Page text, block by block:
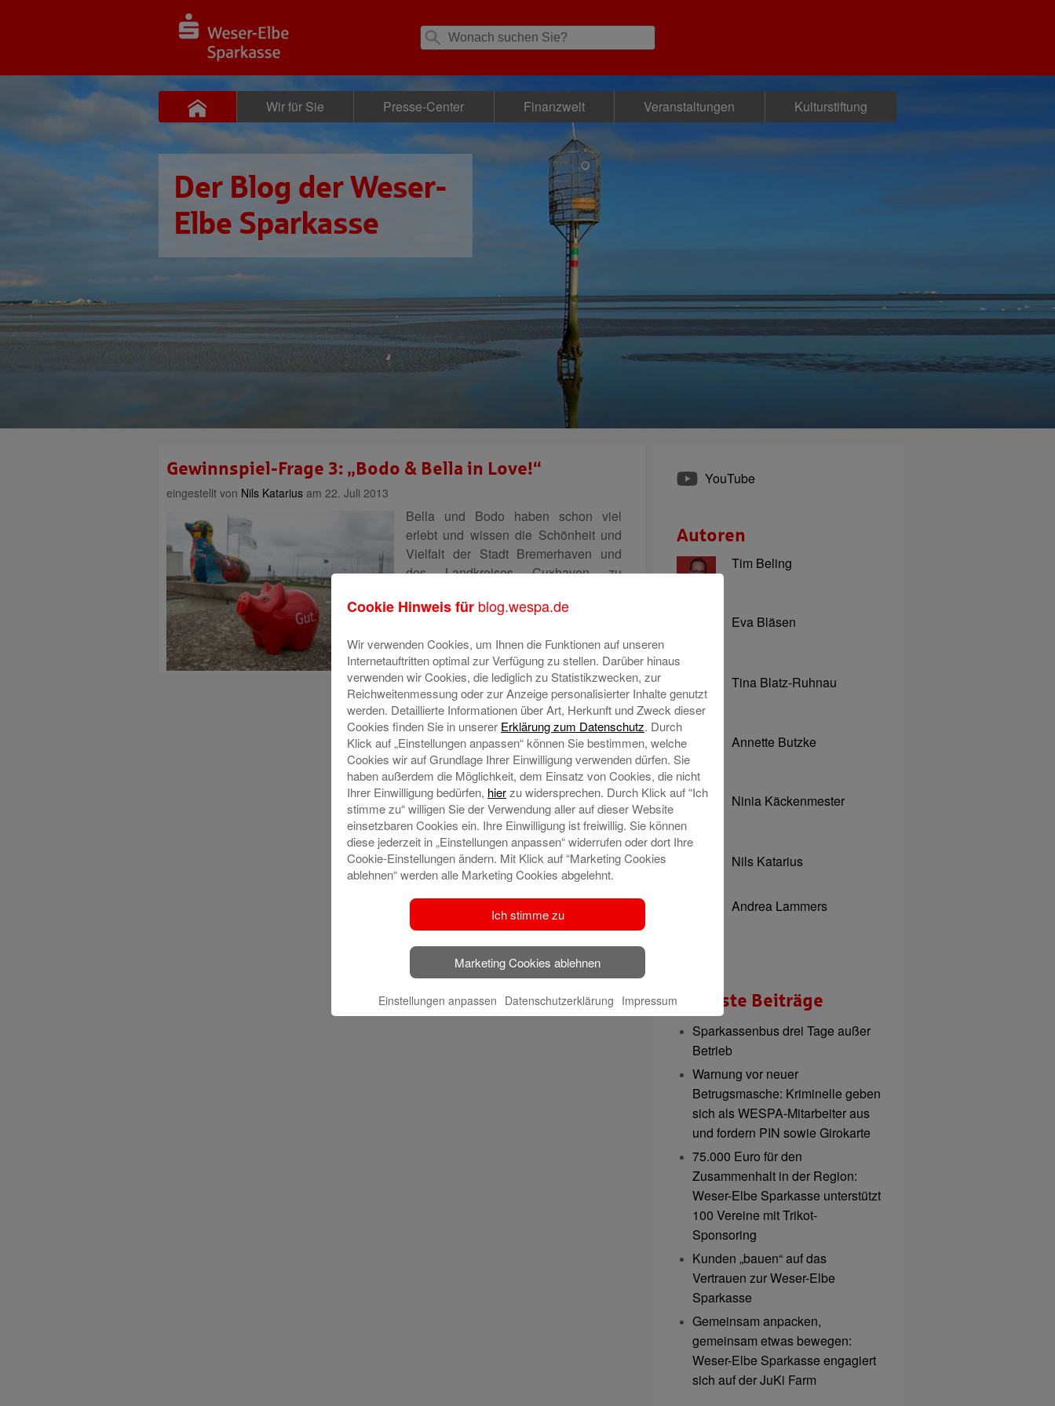
Wir für Sie Presse-Center Finanzwelt Veranstaltungen Kulturstiftung
Der Blog der Weser-
Elbe Sparkasse
Gewinnspiel-Frage 3: „Bodo & Bella in Love!“
eingestellt von Nils Katarius am 22. Juli 2013
Bella und Bodo haben schon viel
erlebt und wissen die Schönheit und
Vielfalt der Stadt Bremerhaven und
des Landkreises Cuxhaven zu
hat noch nie so etwas schönes
sich einfach Mehr lesen
YouTube
Autoren
Tim Beling
Eva Bläsen
Tina Blatz-Ruhnau
Annette Butzke
Ninia Käckenmester
Nils Katarius
Andrea Lammers
Neueste Beiträge
Sparkassenbus drei Tage außer
Betrieb
Warnung vor neuer
Betrugsmasche: Kriminelle geben
sich als WESPA-Mitarbeiter aus
und fordern PIN sowie Girokarte
75.000 Euro für den
Zusammenhalt in der Region:
Weser-Elbe Sparkasse unterstützt
100 Vereine mit Trikot-
Sponsoring
Kunden „bauen“ auf das
Vertrauen zur Weser-Elbe
Sparkasse
Gemeinsam anpacken,
gemeinsam etwas bewegen:
Weser-Elbe Sparkasse engagiert
sich auf der JuKi Farm
Cookie Hinweis für blog.wespa.de
Wir verwenden Cookies, um Ihnen die Funktionen auf unseren
Internetauftritten optimal zur Verfügung zu stellen. Darüber hinaus
verwenden wir Cookies, die lediglich zu Statistikzwecken, zur
Reichweitenmessung oder zur Anzeige personalisierter Inhalte genutzt
werden. Detaillierte Informationen über Art, Herkunft und Zweck dieser
Cookies finden Sie in unserer Erklärung zum Datenschutz. Durch
Klick auf „Einstellungen anpassen“ können Sie bestimmen, welche
Cookies wir auf Grundlage Ihrer Einwilligung verwenden dürfen. Sie
haben außerdem die Möglichkeit, dem Einsatz von Cookies, die nicht
Ihrer Einwilligung bedürfen, hierzu widersprechen. Durch Klick auf “Ich
stimme zu“ willigen Sie der Verwendung aller auf dieser Website
einsetzbaren Cookies ein. Ihre Einwilligung ist freiwillig. Sie können
diese jederzeit in „Einstellungen anpassen“ widerrufen oder dort Ihre
Cookie-Einstellungen ändern. Mit Klick auf “Marketing Cookies
ablehnen“ werden alle Marketing Cookies abgelehnt.
Ich stimme zu
Marketing Cookies ablehnen
Einstellungen anpassen Datenschutzerklärung Impressum